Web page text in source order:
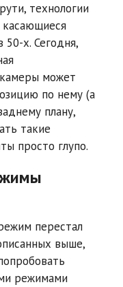
технологии
касающиеся
х. Сегодня,
может
по нему (а
плану,
такие
просто глупо.
перестал
выше,
режимами